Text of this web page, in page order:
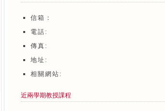
信箱：
電話:
傳真:
地址:
相關網站:
近兩學期教授課程